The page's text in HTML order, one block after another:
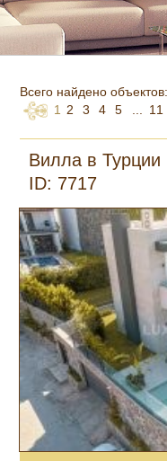
Всего найдено
1
2 3 4 5 11
Вилла в Турции
ID: 7717